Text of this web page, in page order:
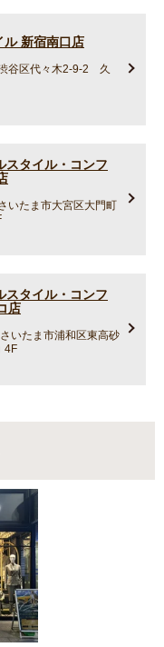
ル 新宿南口店
谷区代々木2-9-2 久
スタイル・コンフ
いたま市大宮区大門町
スタイル・コンフ
店
いたま市浦和区東高砂
4F